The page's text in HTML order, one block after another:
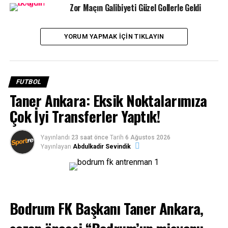
6 mağlubiyet ve 1 beraberlik ile 10 puan ile 13’üncü
çalışacağız…
Zor Maçın Galibiyeti Güzel Gollerle Geldi
YORUM YAPMAK IÇIN TIKLAYIN
FUTBOL
Taner Ankara: Eksik Noktalarımıza
Çok İyi Transferler Yaptık!
Yayınlandı 23 saat önce Tarih 6 Ağustos 2026
Yayınlayan Abdulkadir Sevindik
Bodrum FK Başkanı Taner Ankara,